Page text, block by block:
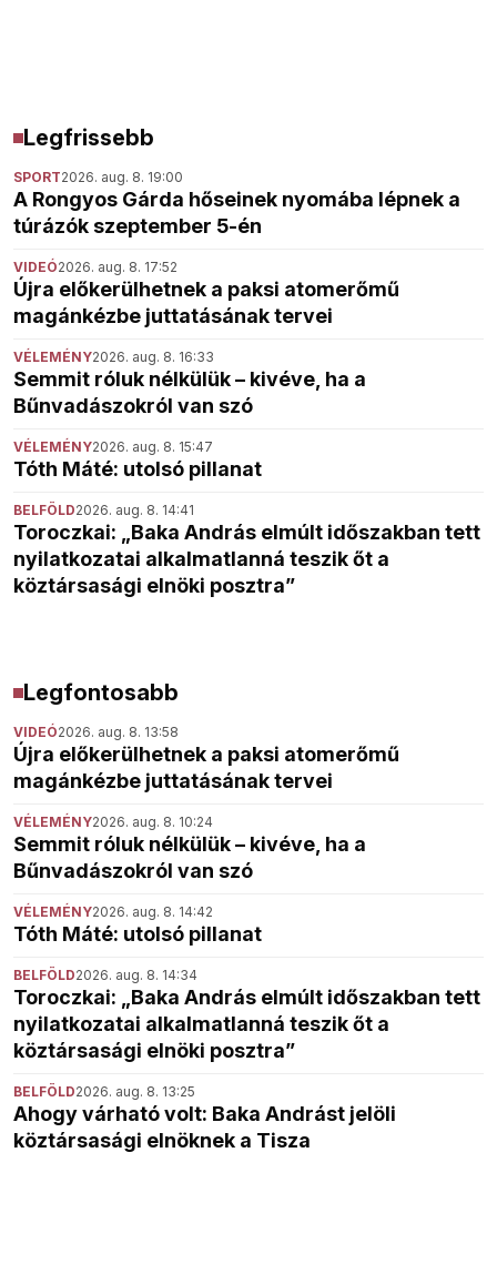
Legfrissebb
SPORT2026. aug. 8. 19:00
A Rongyos Gárda hőseinek nyomába lépnek a
túrázók szeptember 5-én
VIDEÓ2026. aug. 8. 17:52
Újra előkerülhetnek a paksi atomerőmű
magánkézbe juttatásának tervei
VÉLEMÉNY2026. aug. 8. 16:33
Semmit róluk nélkülük – kivéve, ha a
Bűnvadászokról van szó
VÉLEMÉNY2026. aug. 8. 15:47
Tóth Máté: utolsó pillanat
BELFÖLD2026. aug. 8. 14:41
Toroczkai: „Baka András elmúlt időszakban tett
nyilatkozatai alkalmatlanná teszik őt a
köztársasági elnöki posztra”
Legfontosabb
VIDEÓ2026. aug. 8. 13:58
Újra előkerülhetnek a paksi atomerőmű
magánkézbe juttatásának tervei
VÉLEMÉNY2026. aug. 8. 10:24
Semmit róluk nélkülük – kivéve, ha a
Bűnvadászokról van szó
VÉLEMÉNY2026. aug. 8. 14:42
Tóth Máté: utolsó pillanat
BELFÖLD2026. aug. 8. 14:34
Toroczkai: „Baka András elmúlt időszakban tett
nyilatkozatai alkalmatlanná teszik őt a
köztársasági elnöki posztra”
BELFÖLD2026. aug. 8. 13:25
Ahogy várható volt: Baka Andrást jelöli
köztársasági elnöknek a Tisza